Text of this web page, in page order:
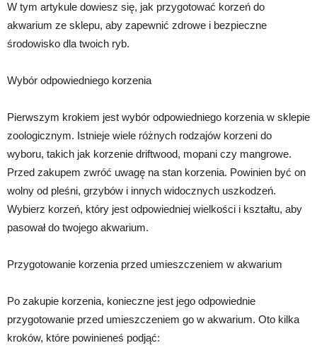
W tym artykule dowiesz się, jak przygotować korzeń do
akwarium ze sklepu, aby zapewnić zdrowe i bezpieczne
środowisko dla twoich ryb.
Wybór odpowiedniego korzenia
Pierwszym krokiem jest wybór odpowiedniego korzenia w sklepie
zoologicznym. Istnieje wiele różnych rodzajów korzeni do
wyboru, takich jak korzenie driftwood, mopani czy mangrowe.
Przed zakupem zwróć uwagę na stan korzenia. Powinien być on
wolny od pleśni, grzybów i innych widocznych uszkodzeń.
Wybierz korzeń, który jest odpowiedniej wielkości i kształtu, aby
pasował do twojego akwarium.
Przygotowanie korzenia przed umieszczeniem w akwarium
Po zakupie korzenia, konieczne jest jego odpowiednie
przygotowanie przed umieszczeniem go w akwarium. Oto kilka
kroków, które powinieneś podjąć: